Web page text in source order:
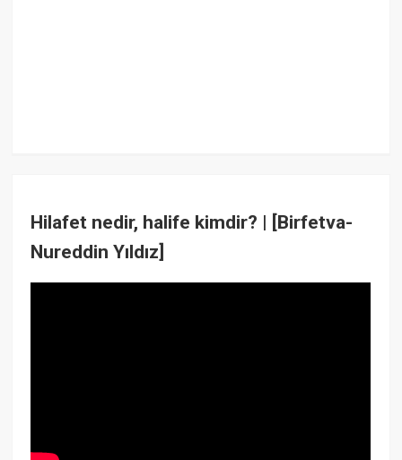
Hilafet nedir, halife kimdir? | [Birfetva-
Nureddin Yıldız]